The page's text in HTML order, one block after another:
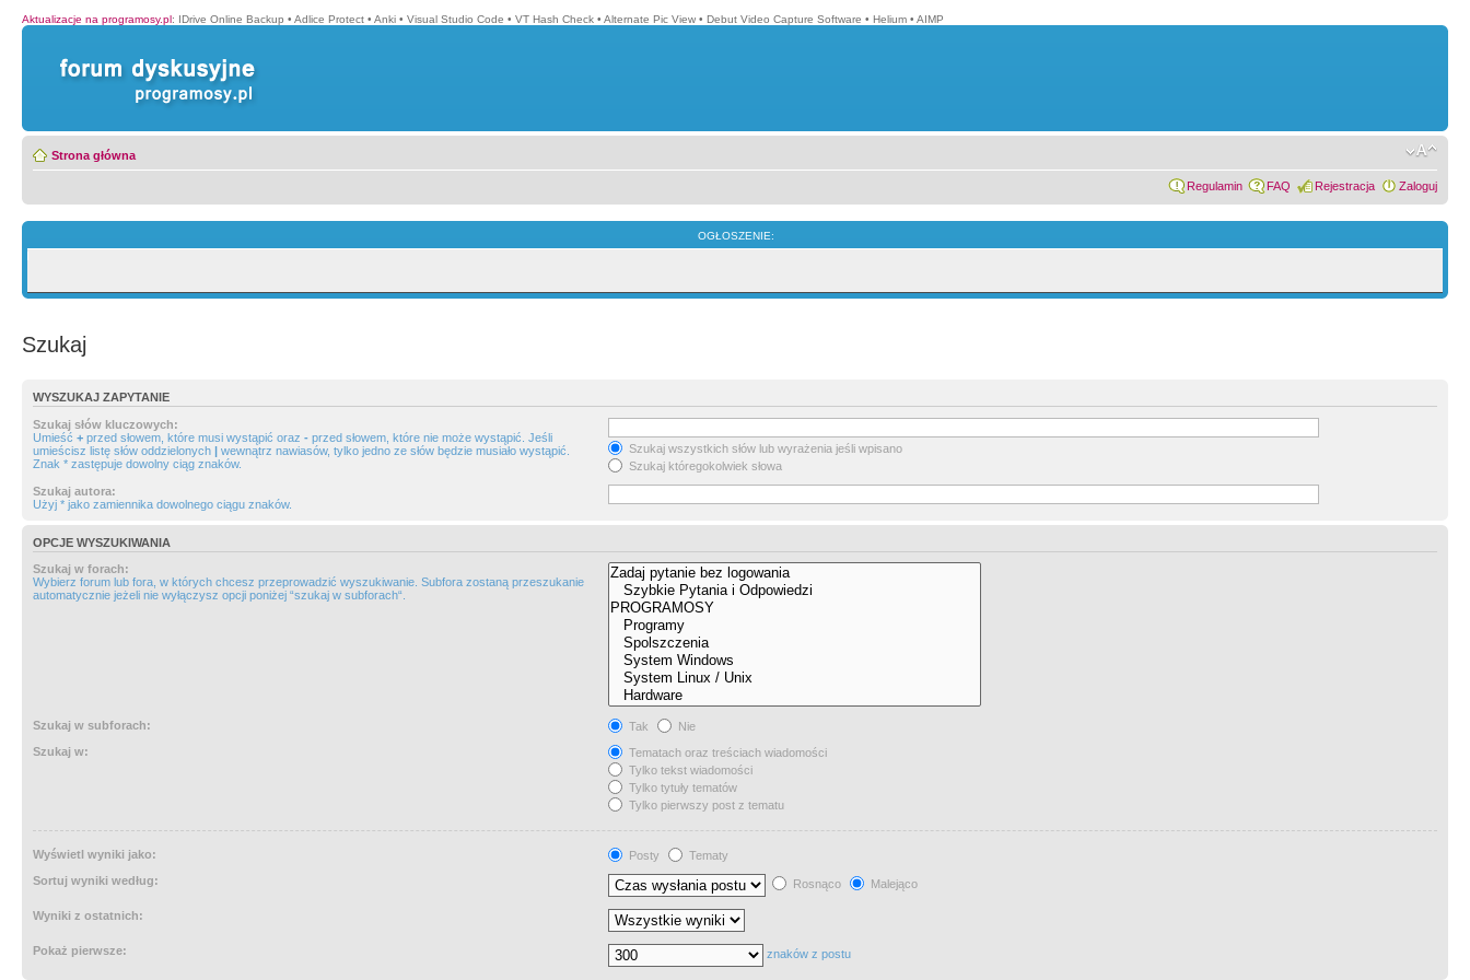
Aktualizacje na programosy.pl: IDrive Online Backup • Adlice Protect • Anki • Visual Studio Code • VT Hash Check • Alternate Pic View • Debut Video Capture Software • Helium • AIMP
Strona główna
Regulamin FAQ Rejestracja Zaloguj
OGŁOSZENIE:
Szukaj
WYSZUKAJ ZAPYTANIE
Szukaj słów kluczowych:
Umieść + przed słowem, które musi wystąpić oraz - przed słowem, które nie może wystąpić. Jeśli
umieścisz listę słów oddzielonych | wewnątrz nawiasów, tylko jedno ze słów będzie musiało wystąpić.
Znak * zastępuje dowolny ciąg znaków.
Szukaj wszystkich słów lub wyrażenia jeśli wpisano
Szukaj któregokolwiek słowa
Szukaj autora:
Użyj * jako zamiennika dowolnego ciągu znaków.
OPCJE WYSZUKIWANIA
Szukaj w forach:
Wybierz forum lub fora, w których chcesz przeprowadzić wyszukiwanie. Subfora zostaną przeszukanie
automatycznie jeżeli nie wyłączysz opcji poniżej “szukaj w subforach“.
Szukaj w subforach: Tak
Nie
Szukaj w:
Tematach oraz treściach wiadomości
Tylko tekst wiadomości
Tylko tytuły tematów
Tylko pierwszy post z tematu
Wyświetl wyniki jako: Posty
Tematy
Sortuj wyniki według:
Rosnąco Malejąco
Wyniki z ostatnich:
Pokaż pierwsze: znaków z postu